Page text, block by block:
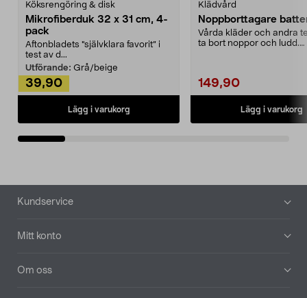
Köksrengöring & disk
Mikrofiberduk 32 x 31 cm, 4-
pack
Aftonbladets "självklara favorit” i
test av d...
Utförande: Grå/beige
39,90
Lägg i varukorg
Klädvård
Noppborttagare
Vårda kläder och andra
ta bort noppor och ludd.
149,90
Lägg i varukorg
Sidfot
Kundservice
Mitt konto
Om oss